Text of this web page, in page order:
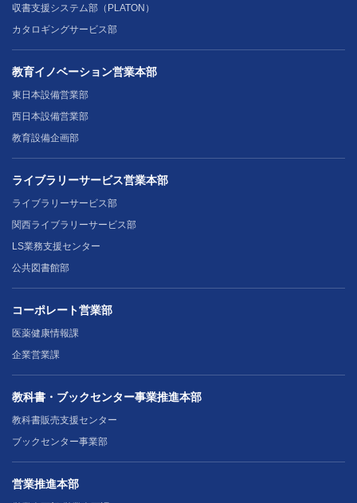
収書支援システム部（PLATON）
カタロギングサービス部
教育イノベーション営業本部
東日本設備営業部
西日本設備営業部
教育設備企画部
ライブラリーサービス営業本部
ライブラリーサービス部
関西ライブラリーサービス部
LS業務支援センター
公共図書館部
コーポレート営業部
医薬健康情報課
企業営業課
教科書・ブックセンター事業推進本部
教科書販売支援センター
ブックセンター事業部
営業推進本部